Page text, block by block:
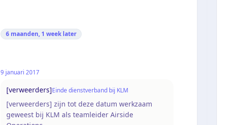
6 maanden, 1 week later
9 januari 2017
[verweerders]Einde dienstverband bij KLM
[verweerders] zijn tot deze datum werkzaam
geweest bij KLM als teamleider Airside